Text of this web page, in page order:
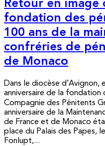
Retour en image
fondation des
100 ans de la
confréries de
de Monaco
Dans le diocèse d’Avignon,
anniversaire de la
Compagnie des Pénitents
anniversaire de la
de France et de Monaco
place du Palais des Papes,
Fonlupt,...